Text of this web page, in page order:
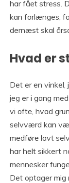
har fået stress.
kan forlænges,
dernæst skal
Hvad er
Det er en
jeg er i gang
vi ofte, hvad
selvværd kan
medføre lavt
har helt sikkert
mennesker
Det optager